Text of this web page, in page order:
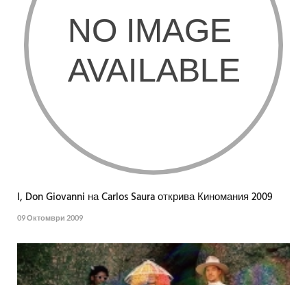
I, Don Giovanni на Carlos Saura открива Киномания 2009
09 Октомври 2009